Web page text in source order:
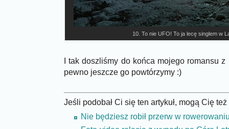
10. To nie UFO! To ja lecę singlem w
I tak doszliśmy do końca mojego romansu
pewno jeszcze go powtórzymy :)
Jeśli podobał Ci się ten artykuł, mogą Cię
Nie będziesz robił przerw w